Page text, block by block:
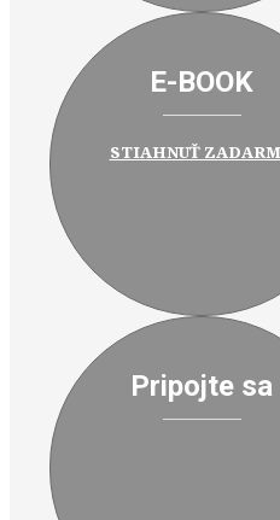
E-BOOK
STIAHNUŤ
Pripojte sa